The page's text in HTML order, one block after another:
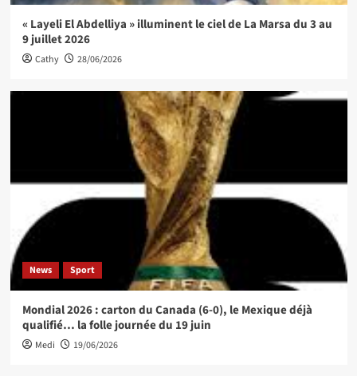
« Layeli El Abdelliya » illuminent le ciel de La Marsa du 3 au
9 juillet 2026
Cathy 28/06/2026
News Sport
Mondial 2026 : carton du Canada (6-0), le Mexique déjà
qualifié… la folle journée du 19 juin
Medi 19/06/2026